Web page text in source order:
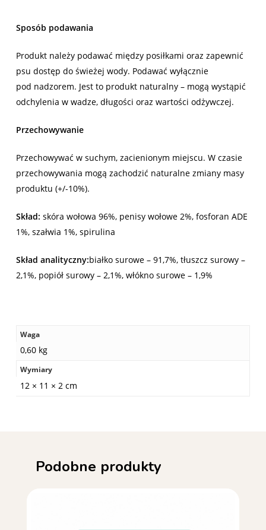
Sposób podawania
Produkt należy podawać między posiłkami oraz zapewnić
psu dostęp do świeżej wody. Podawać wyłącznie
pod nadzorem. Jest to produkt naturalny – mogą wystąpić
odchylenia w wadze, długości oraz wartości odżywczej.
Przechowywanie
Przechowywać w suchym, zacienionym miejscu. W czasie
przechowywania mogą zachodzić naturalne zmiany masy
produktu (+/-10%).
Skład: skóra wołowa 96%, penisy wołowe 2%, fosforan ADE
1%, szałwia 1%, spirulina
Skład analityczny:białko surowe – 91,7%, tłuszcz surowy –
2,1%, popiół surowy – 2,1%, włókno surowe – 1,9%
Waga
0,60 kg
Wymiary
12 × 11 × 2 cm
Podobne produkty